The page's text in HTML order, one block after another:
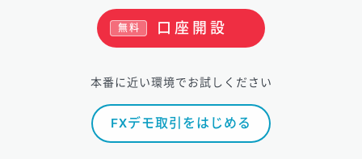
口座開設
無料
本番に近い環境でお試しください
FXデモ取引をはじめる